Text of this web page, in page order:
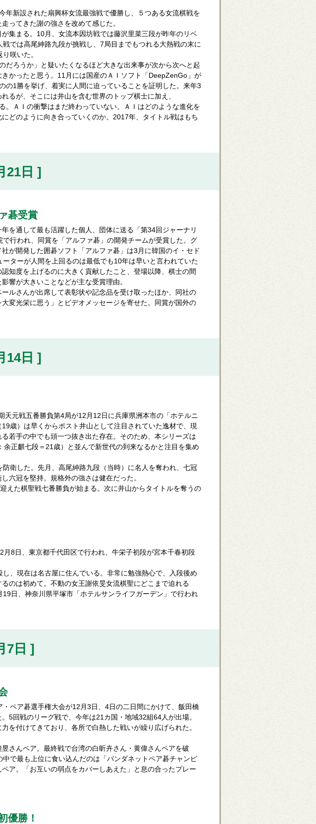
新設された扇興杯女流最強戦で優勝し、５つある女流棋戦を
ってきた謝の強さを改めて感じた。
集まる。10月、女流本因坊戦では藤沢里菜三段が昨年のリベ
では高尾紳路九段が挑戦し、7局目までもつれる大熱戦の末に
咲いた。
ろうか」と疑いたくなるほど大きな出来事が次から次へと起
かったと思う。11月には国産のＡＩソフト「DeepZenGo」が
の1勝を挙げ、着実に人間に迫っていることを証明した。来年3
るが、そこには井山を含む世界のトップ棋士に加え、
。ＡＩの衝撃はまだ終わっていない。ＡＩはどのような進化を
どのように向き合っていくのか。2017年、タイトル戦はもち
21日 ]
碁受賞
を通して最も活躍した個人、団体に送る「第34回ジャーナリ
行われ、同賞を「アルファ碁」の開発チームが受賞した。グ
が開発した囲碁ソフト「アルファ碁」は3月に韓国のイ・セド
ターが人間を上回るのは最低でも10年は早いと言われていた
知度を上げるのに大きく貢献したこと、登場以降、棋士の間
響が大きいことなどが主な受賞理由。
ルさんが出席して表彰状や記念品を受け取ったほか、同社の
変光栄に思う」とビデオメッセージを寄せた。同賞が国外の
14日 ]
元戦五番勝負第4局が12月12日に兵庫県洲本市の「ホテルニ
歳）は早くからポスト井山として注目されていた逸材で、現
若手の中でも頭一つ抜き出た存在。そのため、本シリーズは
正麒七段＝21歳）と並んで新世代の到来なるかと注目を集め
衛した。先月、高尾紳路九段（当時）に名人を奪われ、七冠
六冠を堅持。規格外の強さは健在だった。
えた棋聖戦七番勝負が始まる。次に井山からタイトルを奪うの
8日、東京都千代田区で行われ、牛栄子初段が宮本千春初段
、現在は名古屋に住んでいる。非常に勉強熱心で、入段後め
のは初めて。不動の女王謝依旻女流棋聖にどこまで迫れる
日、神奈川県平塚市「ホテルサンライフガーデン」で行われ
7日 ]
ペア碁選手権大会が12月3日、4日の二日間にかけて、飯田橋
5回戦のリーグ戦で、今年は21カ国・地域32組64人が出場。
を付けてきており、各所で白熱した戦いが繰り広げられた。
さんペア。最終戦で台湾の白昕卉さん・黄偉さんペアを破
で最も上位に食い込んだのは「パンダネットペア碁チャンピ
ア。「お互いの弱点をカバーしあえた」と息の合ったプレー
優勝！